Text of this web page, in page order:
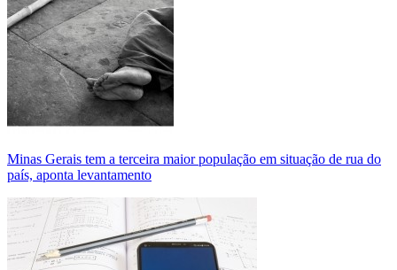
Minas Gerais tem a terceira maior população em situação de rua do
país, aponta levantamento